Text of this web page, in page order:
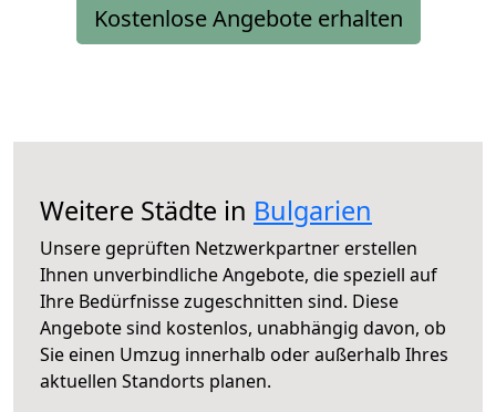
Kostenlose Angebote erhalten
Weitere Städte in Bulgarien
Unsere geprüften Netzwerkpartner erstellen
Ihnen unverbindliche Angebote, die speziell auf
Ihre Bedürfnisse zugeschnitten sind. Diese
Angebote sind kostenlos, unabhängig davon, ob
Sie einen Umzug innerhalb oder außerhalb Ihres
aktuellen Standorts planen.